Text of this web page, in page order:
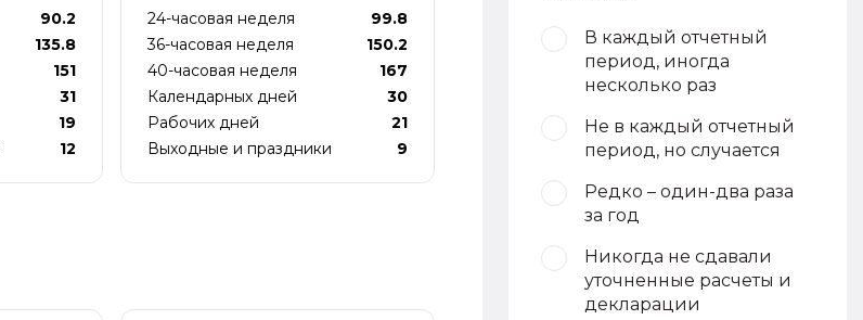
90.2
135.8
151
31
19
12
24-часовая неделя
99.8
36-часовая неделя
150.2
40-часовая неделя
167
Календарных дней
30
Рабочих дней
21
Выходные и праздники
9
В каждый отчетный
период, иногда
несколько раз
Не в каждый отчетный
период, но случается
Редко – один-два раза
за год
Никогда не сдавали
уточненные расчеты и
декларации